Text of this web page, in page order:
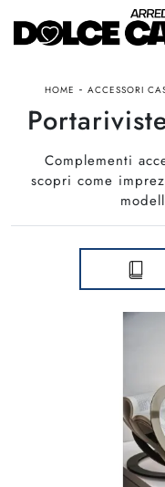
HOME - ACCESSORI
Complementi
scopri come